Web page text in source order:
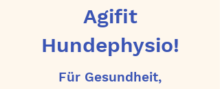
Agifit
Hundephysio!
Für Gesundheit,